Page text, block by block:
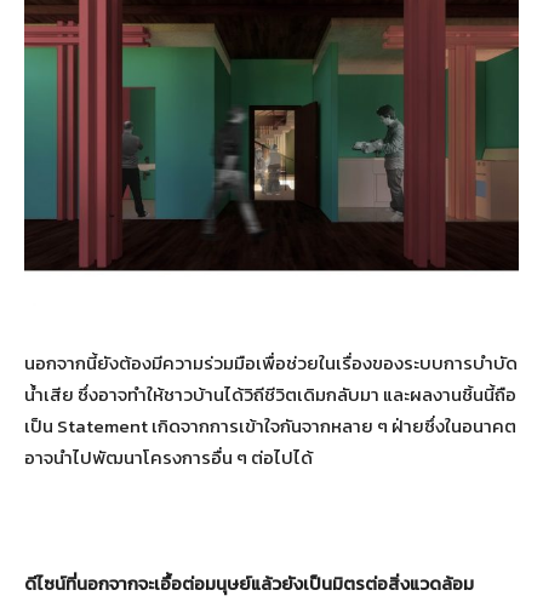
นอกจากนี้ยังต้องมีความร่วมมือเพื่อช่วยในเรื่องของระบบการบำบัด
น้ำเสีย ซึ่งอาจทำให้ชาวบ้านได้วิถีชีวิตเดิมกลับมา และผลงานชิ้นนี้ถือ
เป็น Statement เกิดจากการเข้าใจกันจากหลาย ๆ ฝ่ายซึ่งในอนาคต
อาจนำไปพัฒนาโครงการอื่น ๆ ต่อไปได้
ดีไซน์ที่นอกจากจะเอื้อต่อมนุษย์แล้วยังเป็นมิตรต่อสิ่งแวดล้อม